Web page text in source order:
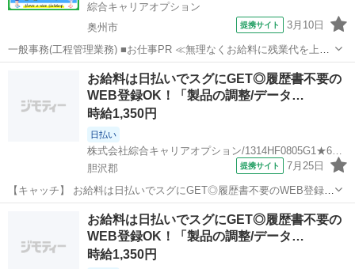
綜合キャリアオプション
奥州市
提携サイト 3月10日
一般事務(工程管理業務) ■お仕事PR ≪無理なくお給料に残業代を上乗
せ≫ 残業は月20時間未満で、 ほどよく稼げます♪ ≪週休2日制≫ 週末
は家族や友人と一緒にプライベート満喫！ ≪モチベーションもUP≫
派手過ぎなけれ...
一般事務
お給料は日払いでスグにGET◎履歴書不要の
WEB登録OK！「製品の調整/データ…
時給1,350円
日払い
株式会社綜合キャリアオプション/1314HF0805G1★67-N
胆沢郡
提携サイト 7月25日
【キャッチ】 お給料は日払いでスグにGET◎履歴書不要のWEB登録
OK！「製品の調整/データ入力」高時給1350円！六原周辺！20代～40
代のスタッフが多数活躍中★ 【コメント】 製造のお仕事をお探しの方
必見！ 「経験な...
一般事務
お給料は日払いでスグにGET◎履歴書不要の
WEB登録OK！「製品の調整/データ…
時給1,350円